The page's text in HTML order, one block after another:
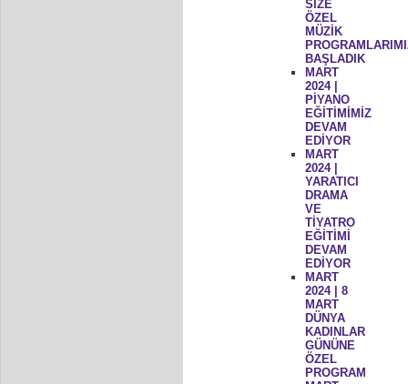
SİZE
ÖZEL
MÜZİK
BAŞLADIK
MART
2024 |
PİYANO
EĞİTİMİMİZ
DEVAM
EDİYOR
MART
2024 |
YARATICI
DRAMA
VE
TİYATRO
EĞİTİMİ
DEVAM
EDİYOR
MART
2024 | 8
MART
DÜNYA
KADINLAR
GÜNÜNE
ÖZEL
PROGRAM